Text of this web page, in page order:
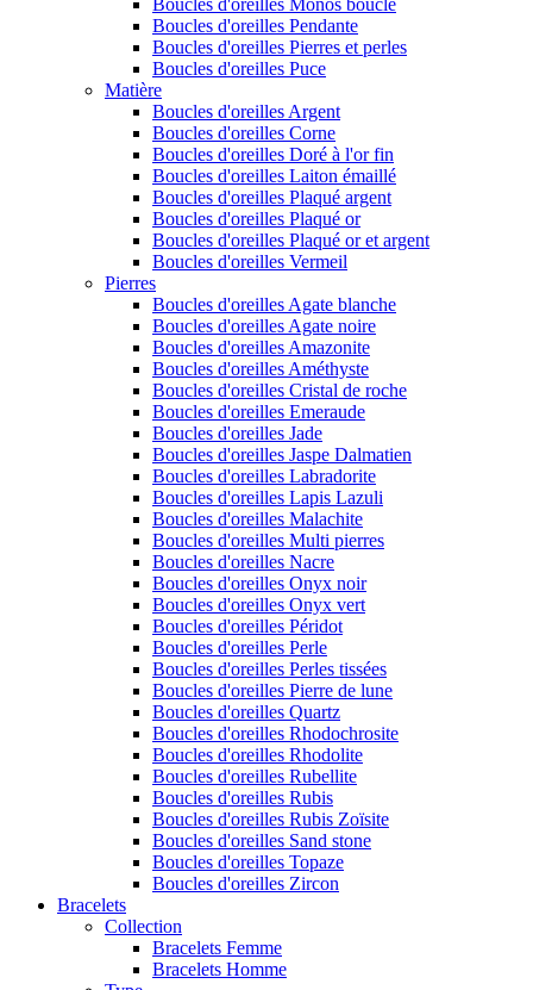
Boucles d'oreilles Monos boucle
Boucles d'oreilles Pendante
Boucles d'oreilles Pierres et perles
Boucles d'oreilles Puce
Matière
Boucles d'oreilles Argent
Boucles d'oreilles Corne
Boucles d'oreilles Doré à l'or fin
Boucles d'oreilles Laiton émaillé
Boucles d'oreilles Plaqué argent
Boucles d'oreilles Plaqué or
Boucles d'oreilles Plaqué or et argent
Boucles d'oreilles Vermeil
Pierres
Boucles d'oreilles Agate blanche
Boucles d'oreilles Agate noire
Boucles d'oreilles Amazonite
Boucles d'oreilles Améthyste
Boucles d'oreilles Cristal de roche
Boucles d'oreilles Emeraude
Boucles d'oreilles Jade
Boucles d'oreilles Jaspe Dalmatien
Boucles d'oreilles Labradorite
Boucles d'oreilles Lapis Lazuli
Boucles d'oreilles Malachite
Boucles d'oreilles Multi pierres
Boucles d'oreilles Nacre
Boucles d'oreilles Onyx noir
Boucles d'oreilles Onyx vert
Boucles d'oreilles Péridot
Boucles d'oreilles Perle
Boucles d'oreilles Perles tissées
Boucles d'oreilles Pierre de lune
Boucles d'oreilles Quartz
Boucles d'oreilles Rhodochrosite
Boucles d'oreilles Rhodolite
Boucles d'oreilles Rubellite
Boucles d'oreilles Rubis
Boucles d'oreilles Rubis Zoïsite
Boucles d'oreilles Sand stone
Boucles d'oreilles Topaze
Boucles d'oreilles Zircon
Bracelets
Collection
Bracelets Femme
Bracelets Homme